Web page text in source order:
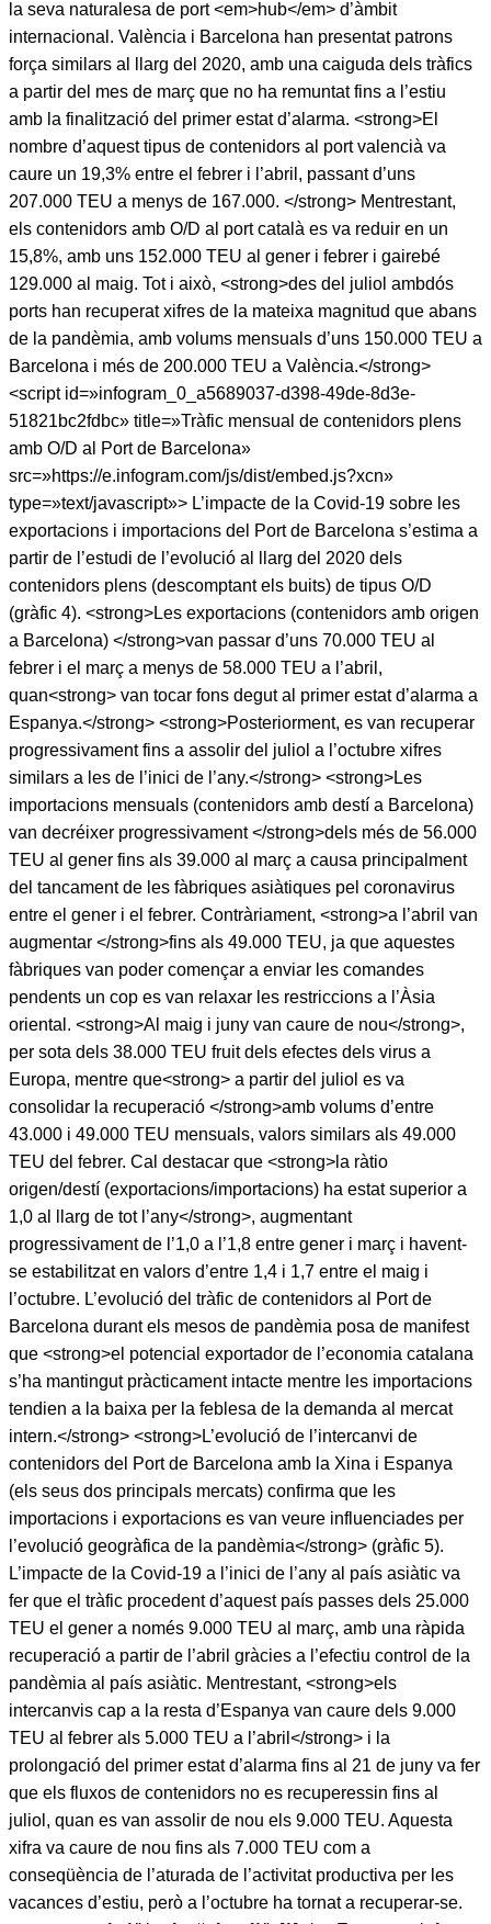
la seva naturalesa de port <em>hub</em> d’àmbit
internacional. València i Barcelona han presentat patrons
força similars al llarg del 2020, amb una caiguda dels tràfics
a partir del mes de març que no ha remuntat fins a l’estiu
amb la finalització del primer estat d’alarma. <strong>El
nombre d’aquest tipus de contenidors al port valencià va
caure un 19,3% entre el febrer i l’abril, passant d’uns
207.000 TEU a menys de 167.000. </strong> Mentrestant,
els contenidors amb O/D al port català es va reduir en un
15,8%, amb uns 152.000 TEU al gener i febrer i gairebé
129.000 al maig. Tot i això, <strong>des del juliol ambdós
ports han recuperat xifres de la mateixa magnitud que abans
de la pandèmia, amb volums mensuals d’uns 150.000 TEU a
Barcelona i més de 200.000 TEU a València.</strong>
<script id=»infogram_0_a5689037-d398-49de-8d3e-
51821bc2fdbc» title=»Tràfic mensual de contenidors plens
amb O/D al Port de Barcelona»
src=»https://e.infogram.com/js/dist/embed.js?xcn»
type=»text/javascript»> L’impacte de la Covid-19 sobre les
exportacions i importacions del Port de Barcelona s’estima a
partir de l’estudi de l’evolució al llarg del 2020 dels
contenidors plens (descomptant els buits) de tipus O/D
(gràfic 4). <strong>Les exportacions (contenidors amb origen
a Barcelona) </strong>van passar d’uns 70.000 TEU al
febrer i el març a menys de 58.000 TEU a l’abril,
quan<strong> van tocar fons degut al primer estat d’alarma a
Espanya.</strong> <strong>Posteriorment, es van recuperar
progressivament fins a assolir del juliol a l’octubre xifres
similars a les de l’inici de l’any.</strong> <strong>Les
importacions mensuals (contenidors amb destí a Barcelona)
van decréixer progressivament </strong>dels més de 56.000
TEU al gener fins als 39.000 al març a causa principalment
del tancament de les fàbriques asiàtiques pel coronavirus
entre el gener i el febrer. Contràriament, <strong>a l’abril van
augmentar </strong>fins als 49.000 TEU, ja que aquestes
fàbriques van poder començar a enviar les comandes
pendents un cop es van relaxar les restriccions a l’Àsia
oriental. <strong>Al maig i juny van caure de nou</strong>,
per sota dels 38.000 TEU fruit dels efectes dels virus a
Europa, mentre que<strong> a partir del juliol es va
consolidar la recuperació </strong>amb volums d’entre
43.000 i 49.000 TEU mensuals, valors similars als 49.000
TEU del febrer. Cal destacar que <strong>la ràtio
origen/destí (exportacions/importacions) ha estat superior a
1,0 al llarg de tot l’any</strong>, augmentant
progressivament de l’1,0 a l’1,8 entre gener i març i havent-
se estabilitzat en valors d’entre 1,4 i 1,7 entre el maig i
l’octubre. L’evolució del tràfic de contenidors al Port de
Barcelona durant els mesos de pandèmia posa de manifest
que <strong>el potencial exportador de l’economia catalana
s’ha mantingut pràcticament intacte mentre les importacions
tendien a la baixa per la feblesa de la demanda al mercat
intern.</strong> <strong>L’evolució de l’intercanvi de
contenidors del Port de Barcelona amb la Xina i Espanya
(els seus dos principals mercats) confirma que les
importacions i exportacions es van veure influenciades per
l’evolució geogràfica de la pandèmia</strong> (gràfic 5).
L’impacte de la Covid-19 a l’inici de l’any al país asiàtic va
fer que el tràfic procedent d’aquest país passes dels 25.000
TEU el gener a només 9.000 TEU al març, amb una ràpida
recuperació a partir de l’abril gràcies a l’efectiu control de la
pandèmia al país asiàtic. Mentrestant, <strong>els
intercanvis cap a la resta d’Espanya van caure dels 9.000
TEU al febrer als 5.000 TEU a l’abril</strong> i la
prolongació del primer estat d’alarma fins al 21 de juny va fer
que els fluxos de contenidors no es recuperessin fins al
juliol, quan es van assolir de nou els 9.000 TEU. Aquesta
xifra va caure de nou fins als 7.000 TEU com a
conseqüència de l’aturada de l’activitat productiva per les
vacances d’estiu, però a l’octubre ha tornat a recuperar-se.